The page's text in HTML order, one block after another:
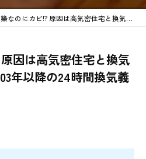
のにカビ!? 原因は高気密住宅と換気の使い方ミス｜2003年以降の24時間換気義務化にも落とし穴
因は高気密住宅と換気
年以降の24時間換気義